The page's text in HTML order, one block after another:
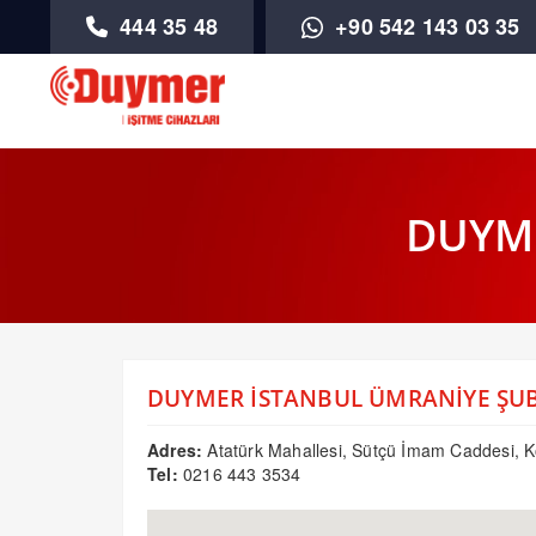
444 35 48 +90 542 143 03 35
DUYMER İSTANBUL ÜMRANİYE
Adres: Atatürk Mahallesi, Sütçü İmam Caddesi,
Tel: 0216 443 3534